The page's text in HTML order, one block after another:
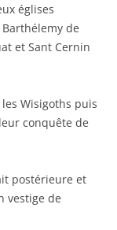
églises
de
et Sant Cernin
Wisigoths puis
conquête de
postérieure et
vestige de